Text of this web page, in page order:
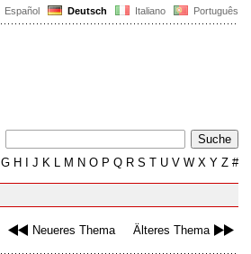
Español Deutsch Italiano Português
G H J K L M N O P Q R S T U V W X Y Z #
Neueres Thema Älteres Thema